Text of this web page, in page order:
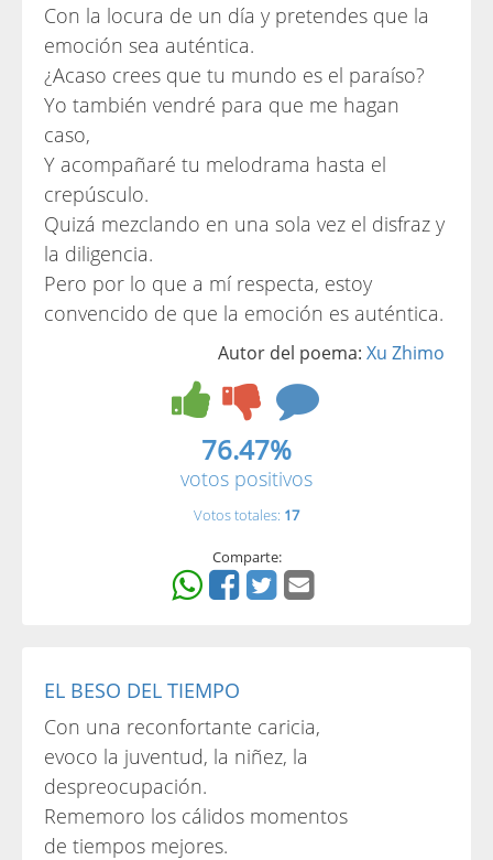
Con la locura de un día y pretendes que la
emoción sea auténtica.
¿Acaso crees que tu mundo es el paraíso?
Yo también vendré para que me hagan
caso,
Y acompañaré tu melodrama hasta el
crepúsculo.
Quizá mezclando en una sola vez el disfraz y
la diligencia.
Pero por lo que a mí respecta, estoy
convencido de que la emoción es auténtica.
Autor del poema: Xu Zhimo
76.47%
votos positivos
Votos totales: 17
Comparte:
EL BESO DEL TIEMPO
Con una reconfortante caricia,
evoco la juventud, la niñez, la
despreocupación.
Rememoro los cálidos momentos
de tiempos mejores.